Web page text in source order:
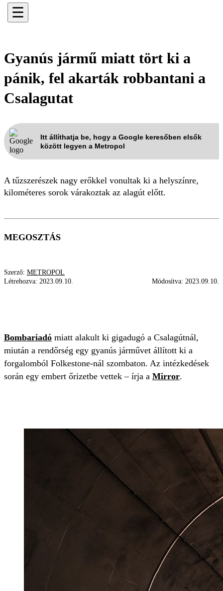
☰
Gyanús jármű miatt tört ki a
pánik, fel akarták robbantani a
Csalagutat
Itt állíthatja be, hogy a Google keresőben elsők
között legyen a Metropol
A tűzszerészek nagy erőkkel vonultak ki a helyszínre,
kilométeres sorok várakoztak az alagút előtt.
MEGOSZTÁS
Szerző: METROPOL
Létrehozva: 2023.09.10. Módosítva: 2023.09.10.
Bombariadó miatt alakult ki gigadugó a Csalagútnál,
miután a rendőrség egy gyanús járművet állított ki a
forgalomból Folkestone-nál szombaton. Az intézkedések
során egy embert őrizetbe vettek – írja a Mirror.